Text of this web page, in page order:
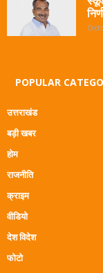
POPULAR
उत्तराखंड
बड़ी खबर
होम
राजनीति
क्राइम
वीडियो
देश विदेश
फोटो